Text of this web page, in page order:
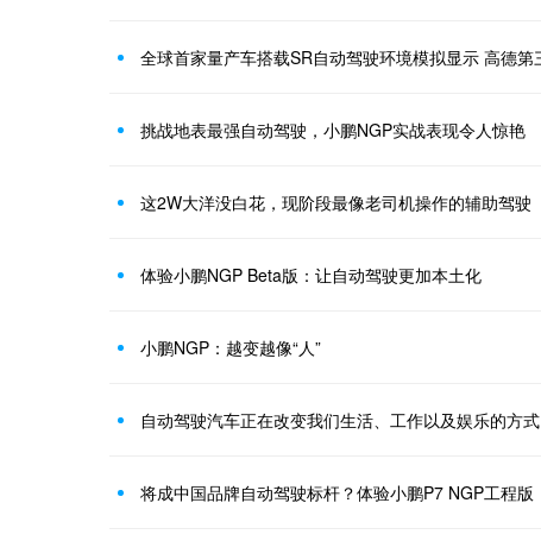
挑战地表最强自动驾驶，小鹏NGP实战表现令人惊艳
这2W大洋没白花，现阶段最像老司机操作的辅助驾驶
体验小鹏NGP Beta版：让自动驾驶更加本土化
小鹏NGP：越变越像“人”
自动驾驶汽车正在改变我们生活、工作以及娱乐的方式
将成中国品牌自动驾驶标杆？体验小鹏P7 NGP工程版